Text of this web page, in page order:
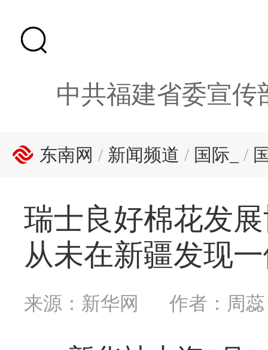
中共福建省委宣传
东南网 / 新闻频道 / 国际_ /
瑞士良好棉花发
从未在新疆发现
来源：新华网 作者：周蕊